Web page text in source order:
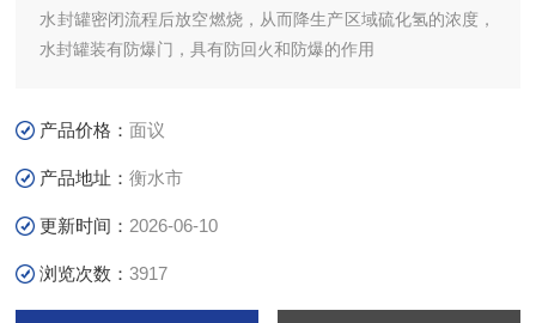
水封罐密闭流程后放空燃烧，从而降生产区域硫化氢的浓度，
水封罐装有防爆门，具有防回火和防爆的作用
产品价格：面议
产品地址：衡水市
更新时间： 2026-06-10
浏览次数：3917